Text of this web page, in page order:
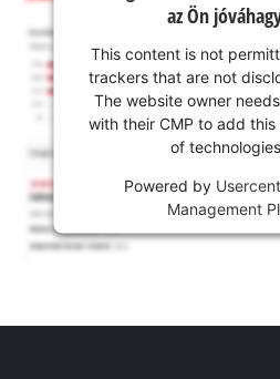
az Ön
This content is not
trackers that are not
The website owner
with their CMP to add
of
Powered by
Management